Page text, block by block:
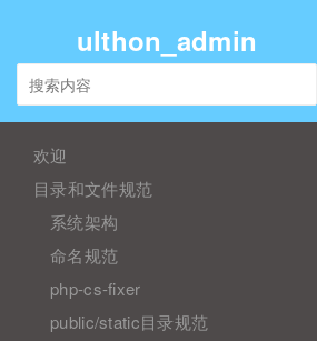
ulthon_admin
欢迎
目录和文件规范
系统架构
命名规范
php-cs-fixer
public/static目录规范